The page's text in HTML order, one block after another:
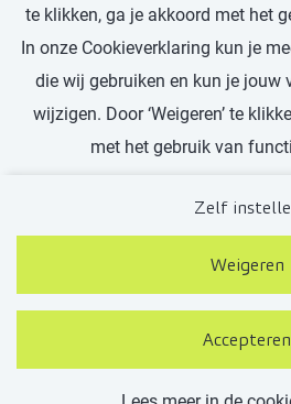
te klikken, ga je akkoord met het
In onze Cookieverklaring kun je
die wij gebruiken en kun je jouw
wijzigen. Door ‘Weigeren’ te
met het gebruik van
Zelf
Weigeren
Accepteren
Ontdek meer verhalen
Privacy